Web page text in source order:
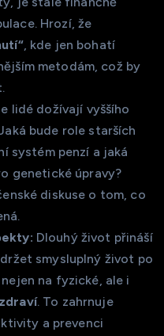
Hrozí, že
, kde jen bohatí
metodám, což by
lidé dožívají vyššího
bude role starších
systém penzí a jaká
genetické úpravy?
diskuse o tom, co
Dlouhý život přináší
smysluplný život po
na fyzické, ale i
. To zahrnuje
a prevenci